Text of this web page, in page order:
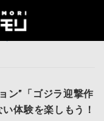
ン”「ゴジラ迎撃作
体験を楽しもう！